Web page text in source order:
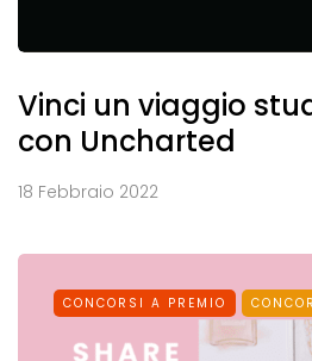
Vinci un viaggio
con Uncharted
18 Febbraio 2022
CONCORSI A PREMIO